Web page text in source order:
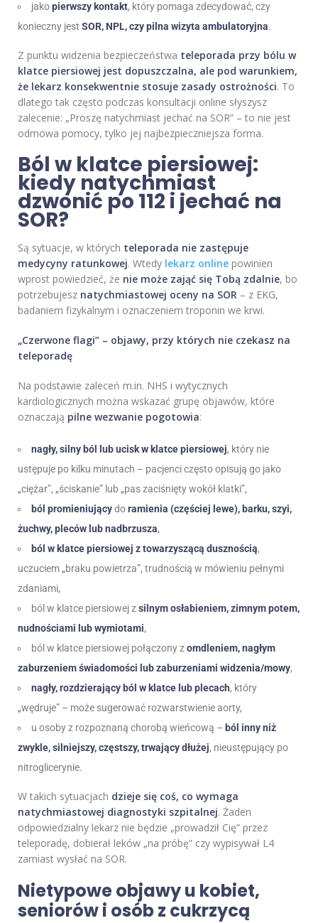
jakopierwszy kontakt, który pomaga zdecydować, czy
konieczny jest SOR, NPL, czy pilna wizyta ambulatoryjna.
Z punktu widzenia bezpieczeństwa teleporada przy bólu w
klatce piersiowej jest dopuszczalna, ale pod warunkiem,
że lekarz konsekwentnie stosuje zasady ostrożności. To
dlatego tak często podczas konsultacji online słyszysz
zalecenie: „Proszę natychmiast jechać na SOR” – to nie jest
odmowa pomocy, tylko jej najbezpieczniejsza forma.
Ból w klatce piersiowej:
kiedy natychmiast
dzwonić po 112 i jechać na
SOR?
Są sytuacje, w których teleporada nie zastępuje
medycyny ratunkowej. Wtedy lekarz online powinien
wprost powiedzieć, że nie może zająć się Tobą zdalnie, bo
potrzebujesz natychmiastowej oceny na SOR – z EKG,
badaniem fizykalnym i oznaczeniem troponin we krwi.
„Czerwone flagi” – objawy, przy których nie czekasz na
teleporadę
Na podstawie zaleceń m.in. NHS i wytycznych
kardiologicznych można wskazać grupę objawów, które
oznaczają pilne wezwanie pogotowia:
nagły, silny ból lub ucisk w klatce piersiowej, który nie
ustępuje po kilku minutach – pacjenci często opisują go jako
„ciężar”, „ściskanie” lub „pas zaciśnięty wokół klatki”,
ból promieniującydoramienia (częściej lewe), barku, szyi,
żuchwy, pleców lub nadbrzusza,
ból w klatce piersiowej z towarzyszącą dusznością,
uczuciem „braku powietrza”, trudnością w mówieniu pełnymi
zdaniami,
ból w klatce piersiowej zsilnym osłabieniem, zimnym potem,
nudnościami lub wymiotami,
ból w klatce piersiowej połączony zomdleniem, nagłym
zaburzeniem świadomości lub zaburzeniami widzenia/mowy,
nagły, rozdzierający ból w klatce lub plecach, który
„wędruje” – może sugerować rozwarstwienie aorty,
u osoby z rozpoznaną chorobą wieńcową – ból inny niż
zwykle, silniejszy, częstszy, trwający dłużej, nieustępujący po
nitroglicerynie.
W takich sytuacjach dzieje się coś, co wymaga
natychmiastowej diagnostyki szpitalnej. Żaden
odpowiedzialny lekarz nie będzie „prowadził Cię” przez
teleporadę, dobierał leków „na próbę” czy wypisywał L4
zamiast wysłać na SOR.
Nietypowe objawy u kobiet,
seniorów i osób z cukrzycą